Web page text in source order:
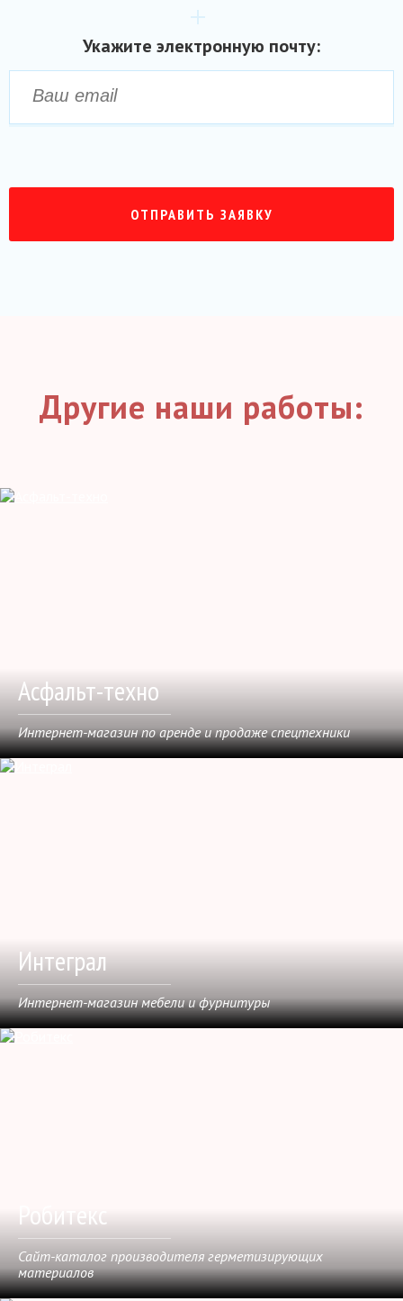
Укажите электронную почту:
Другие наши работы:
Асфальт-техно
Интернет-магазин по аренде и продаже спецтехники
Интеграл
Интернет-магазин мебели и фурнитуры
Робитекс
Сайт-каталог производителя герметизирующих
материалов